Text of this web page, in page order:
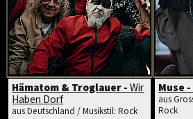
Hämatom & Troglauer -Wir
Haben Dorf
aus Deutschland / Musikstil: Rock
Muse -
aus
Rock